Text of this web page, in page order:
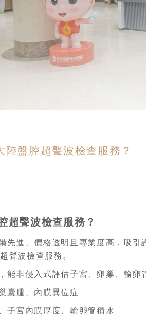
盤腔超聲波檢查服務？
超聲波檢查服務？
先進、價格透明且專業度高，吸
聲波檢查服務。
能非侵入式評估子宮、卵巢、輸卵
囊腫、內膜異位症
子宮內膜厚度、輸卵管積水